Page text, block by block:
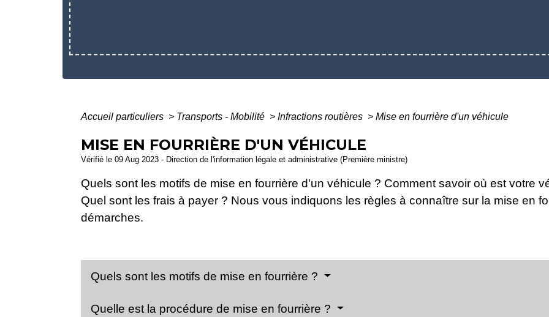
Accueil particuliers > Transports - Mobilité > Infractions routières > Mise en fourrière d'un véhicule
MISE EN FOURRIÈRE D'UN VÉHICULE
Vérifié le 09 Aug 2023 - Direction de l'information légale et administrative (Première ministre)
Quels sont les motifs de mise en fourrière d'un véhicule ? Comment savoir où est votre
Quel sont les frais à payer ? Nous vous indiquons les règles à connaître sur la mise en
démarches.
Quels sont les motifs de mise en fourrière ?
Quelle est la procédure de mise en fourrière ?